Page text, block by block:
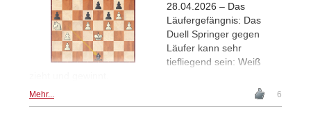
28.04.2026 – Das
Läufergefängnis: Das
Duell Springer gegen
Läufer kann sehr
tiefliegend sein: Weiß
Mehr... 6